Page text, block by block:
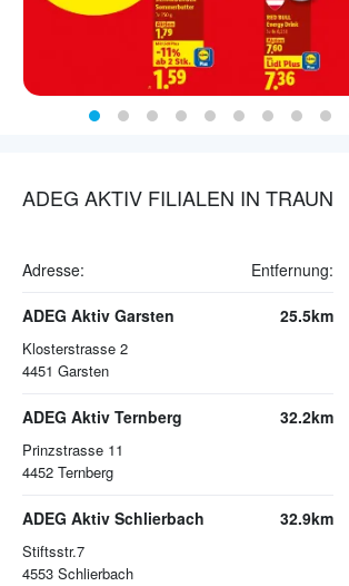
ADEG AKTIV FILIALEN IN TRAUN
Adresse: Entfernung:
ADEG Aktiv Garsten
Klosterstrasse 2
4451 Garsten
25.5km
ADEG Aktiv Ternberg
Prinzstrasse 11
4452 Ternberg
32.2km
ADEG Aktiv Schlierbach
Stiftsstr.7
4553 Schlierbach
32.9km